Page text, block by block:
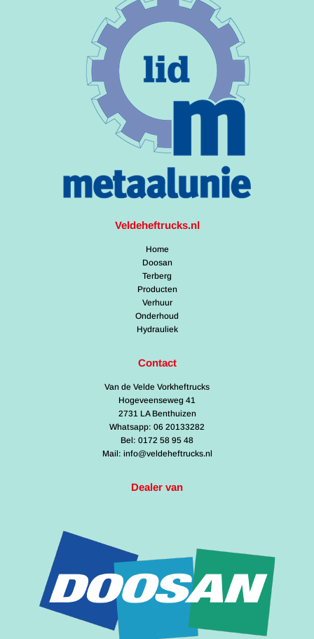
Veldeheftrucks.nl
Home
Doosan
Terberg
Producten
Verhuur
Onderhoud
Hydrauliek
Contact
Van de Velde Vorkheftrucks
Hogeveenseweg 41
2731 LA Benthuizen
Whatsapp: 06 20133282
Bel: 0172 58 95 48
Mail: info@veldeheftrucks.nl
Dealer van